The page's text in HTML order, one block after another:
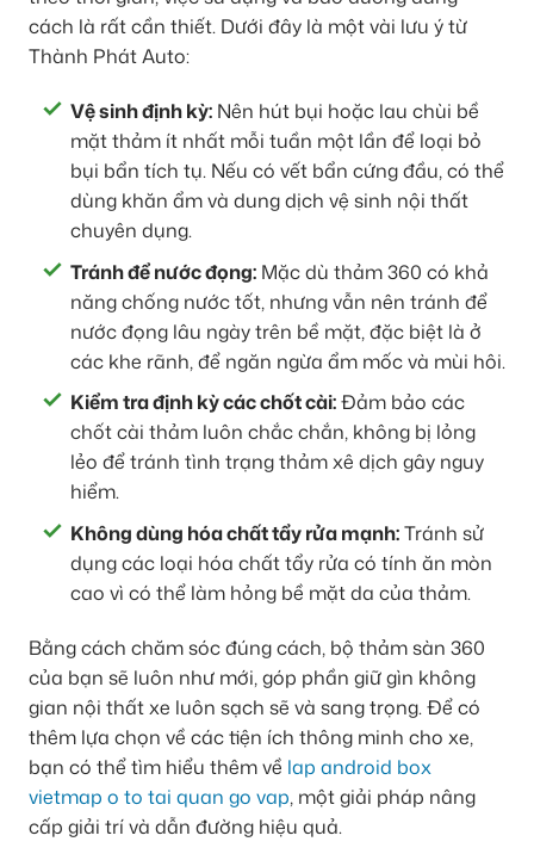
cách là rất cần thiết. Dưới đây là một vài lưu ý từ
Thành Phát Auto:
Vệ sinh định kỳ: Nên hút bụi hoặc lau chùi bề
mặt thảm ít nhất mỗi tuần một lần để loại bỏ
bụi bẩn tích tụ. Nếu có vết bẩn cứng đầu, có thể
dùng khăn ẩm và dung dịch vệ sinh nội thất
chuyên dụng.
Tránh để nước đọng: Mặc dù thảm 360 có khả
năng chống nước tốt, nhưng vẫn nên tránh để
nước đọng lâu ngày trên bề mặt, đặc biệt là ở
các khe rãnh, để ngăn ngừa ẩm mốc và mùi hôi.
Kiểm tra định kỳ các chốt cài:Đảm bảo các
chốt cài thảm luôn chắc chắn, không bị lỏng
lẻo để tránh tình trạng thảm xê dịch gây nguy
hiểm.
Không dùng hóa chất tẩy rửa mạnh:Tránh sử
dụng các loại hóa chất tẩy rửa có tính ăn mòn
cao vì có thể làm hỏng bề mặt da của thảm.
Bằng cách chăm sóc đúng cách, bộ thảm sàn 360
của bạn sẽ luôn như mới, góp phần giữ gìn không
gian nội thất xe luôn sạch sẽ và sang trọng. Để có
thêm lựa chọn về các tiện ích thông minh cho xe,
bạn có thể tìm hiểu thêm về lap android box
vietmap o to tai quan go vap, một giải pháp nâng
cấp giải trí và dẫn đường hiệu quả.